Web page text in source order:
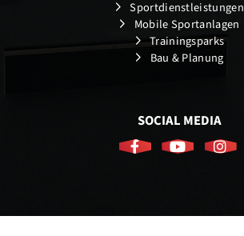
Sportdienstleistungen
Mobile Sportanlagen
Trainingsparks
Bau & Planung
SOCIAL MEDIA